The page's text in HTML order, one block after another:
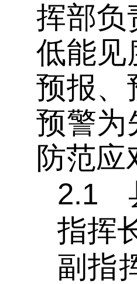
挥部负
低能见
预报、
预警为
防范应
2.1
指挥
副指